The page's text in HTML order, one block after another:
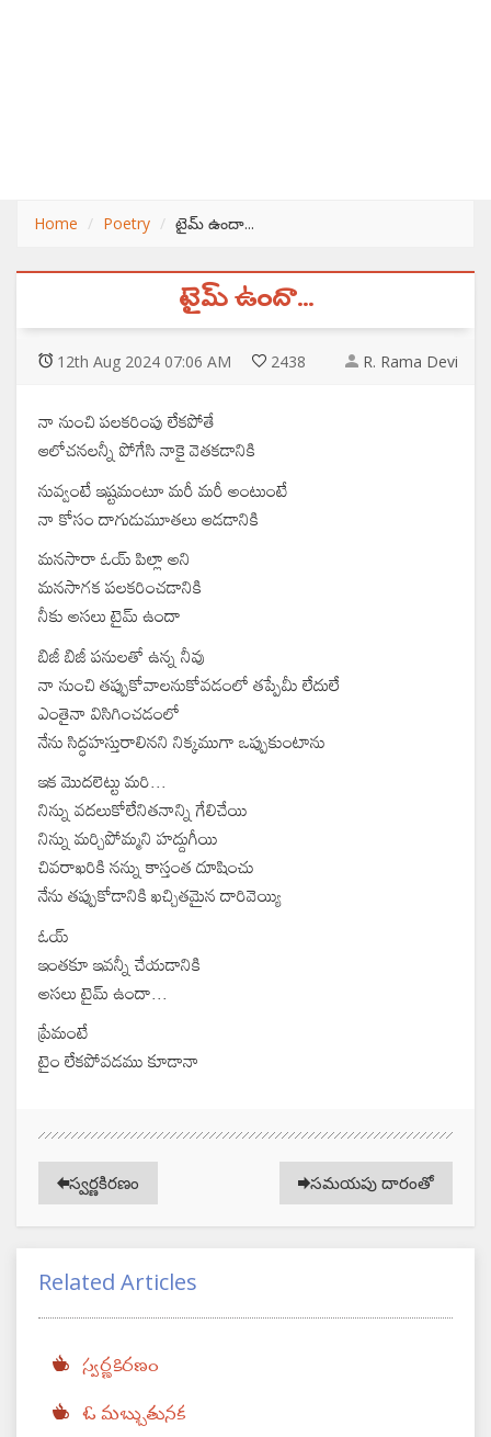
Home Poetry టైమ్ ఉందా...
టైమ్ ఉందా...
12th Aug 2024 07:06 AM 2438 R. Rama Devi
నా నుంచి పలకరింపు లేకపోతే
ఆలోచనలన్నీ పోగేసి నాకై వెతకడానికి
నువ్వంటే ఇష్టమంటూ మరీ మరీ అంటుంటే
నా కోసం దాగుడుమూతలు ఆడడానికి
మనసారా ఓయ్ పిల్లా అని
మనసాగక పలకరించడానికి
నీకు అసలు టైమ్ ఉందా
బిజీ బిజీ పనులతో ఉన్న నీవు
నా నుంచి తప్పుకోవాలనుకోవడంలో తప్పేమీ లేదులే
ఎంతైనా విసిగించడంలో
నేను సిద్ధహస్తురాలినని నిక్కముగా ఒప్పుకుంటాను
ఇక మొదలెట్టు మరి...
నిన్ను వదలుకోలేనితనాన్ని గేలిచేయి
నిన్ను మర్చిపోమ్మని హద్దుగీయి
చివరాఖరికి నన్ను కాస్తంత దూషించు
నేను తప్పుకోడానికి ఖచ్చితమైన దారివెయ్యి
ఓయ్
ఇంతకూ ఇవన్నీ చేయడానికి
అసలు టైమ్ ఉందా...
ప్రేమంటే
టైం లేకపోవడము కూడానా
స్వర్ణకిరణం సమయపు దారంతో
Related Articles
స్వర్ణకిరణం
ఓ మబ్బుతునక